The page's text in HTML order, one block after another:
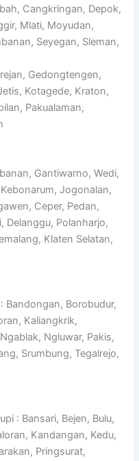
Cangkringan, Depok,
Mlati, Moyudan,
Seyegan, Sleman,
Gedongtengen,
Kotagede, Kraton,
Pakualaman,
Gantiwarno, Wedi,
Jogonalan,
Ceper, Pedan,
Delanggu, Polanharjo,
Klaten Selatan,
Bandongan, Borobudur,
Kaliangkrik,
Ngluwar, Pakis,
Srumbung, Tegalrejo,
: Bansari, Bejen, Bulu,
Kandangan, Kedu,
Pringsurat,